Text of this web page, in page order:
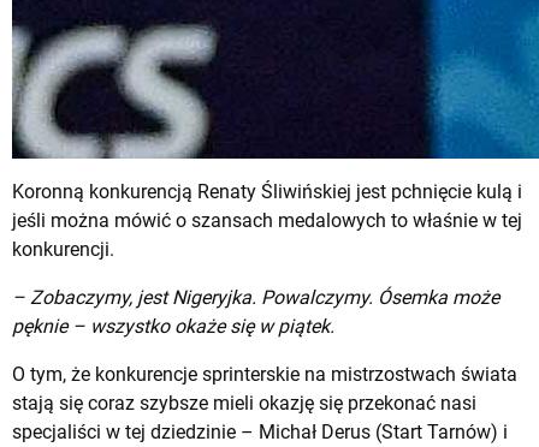
Koronną konkurencją Renaty Śliwińskiej jest pchnięcie kulą i
jeśli można mówić o szansach medalowych to właśnie w tej
konkurencji.
– Zobaczymy, jest Nigeryjka. Powalczymy. Ósemka może
pęknie – wszystko okaże się w piątek.
O tym, że konkurencje sprinterskie na mistrzostwach świata
stają się coraz szybsze mieli okazję się przekonać nasi
specjaliści w tej dziedzinie – Michał Derus (Start Tarnów) i